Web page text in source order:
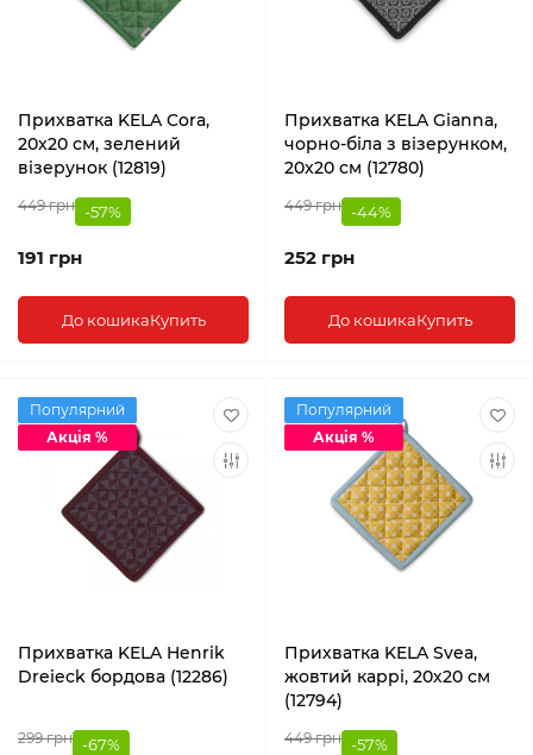
Прихватка KELA Cora,
20x20 см, зелений
візерунок (12819)
449 грн -57%
191 грн
До кошикаКупить
Прихватка KELA Gianna,
чорно-біла з візерунком,
20x20 см (12780)
449 грн -44%
252 грн
До кошикаКупить
Популярний
Акція %
Прихватка KELA Henrik
Dreieck бордова (12286)
299 грн -67%
Популярний
Акція %
Прихватка KELA Svea,
жовтий каррі, 20х20 см
(12794)
449 грн -57%